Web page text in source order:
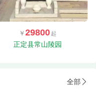
29800
正定县常山陵园
全部